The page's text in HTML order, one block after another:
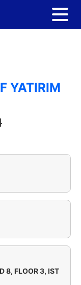
YATIRIM
8, FLOOR 3, IST